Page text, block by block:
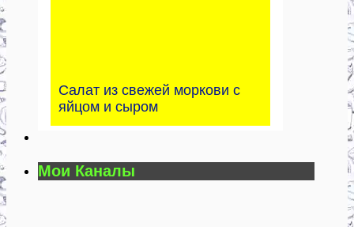
Салат из свежей моркови с
яйцом и сыром
Мои Каналы